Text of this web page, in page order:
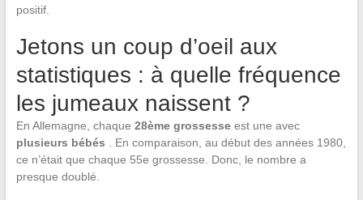
positif.
Jetons un coup d’oeil aux
statistiques : à quelle fréquence
les jumeaux naissent ?
En Allemagne, chaque 28ème grossesse est une avec
plusieurs bébés
. En comparaison, au début des années 1980,
ce n’était que chaque 55e grossesse. Donc, le nombre a
presque doublé.